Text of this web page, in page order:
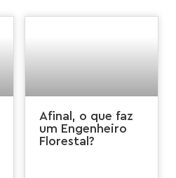
Afinal, o que faz
um Engenheiro
Florestal?